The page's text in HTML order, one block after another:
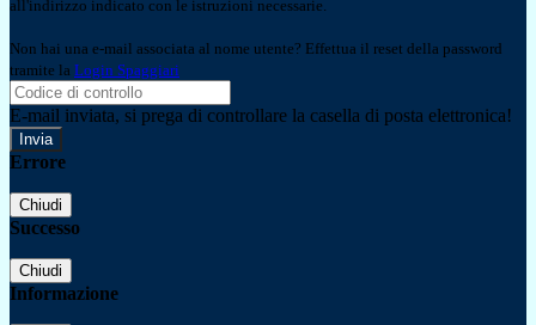
all'indirizzo indicato con le istruzioni necessarie.
Non hai una e-mail associata al nome utente? Effettua il reset della password
tramite la Login Spaggiari
E-mail inviata, si prega di controllare la casella di posta elettronica!
Errore
Chiudi
Successo
Chiudi
Informazione